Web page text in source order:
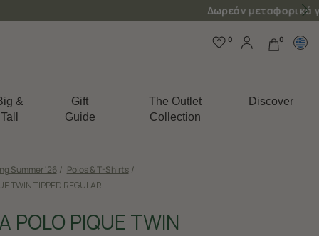
0 0
&
Tall
Gift
Guide
The Outlet
Collection
Discover
Summer '26 / Polos & T-Shirts /
TWIN TIPPED REGULAR
PIQUE TWIN